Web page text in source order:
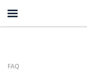
FAQ